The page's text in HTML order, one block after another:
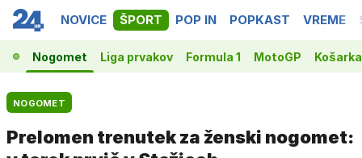
NOVICE ŠPORT POP IN POPKAST VREME
Nogomet Liga prvakov Formula 1 MotoGP Košarka
NOGOMET
Prelomen trenutek za ženski nogomet: